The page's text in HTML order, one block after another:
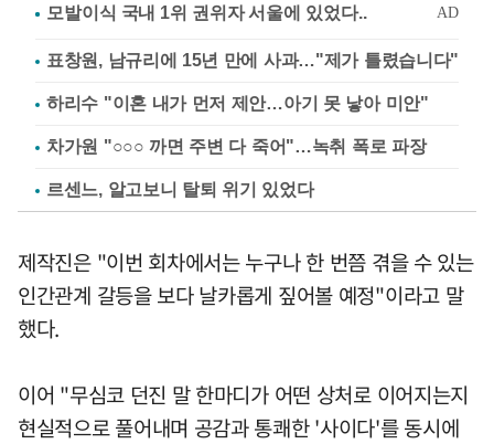
표창원, 남규리에 15년 만에 사과…"제가 틀렸습니다"
하리수 "이혼 내가 먼저 제안…아기 못 낳아 미안"
차가원 "○○○ 까면 주변 다 죽어"…녹취 폭로 파장
르센느, 알고보니 탈퇴 위기 있었다
제작진은 "이번 회차에서는 누구나 한 번쯤 겪을 수 있는
인간관계 갈등을 보다 날카롭게 짚어볼 예정"이라고 말
했다.
이어 "무심코 던진 말 한마디가 어떤 상처로 이어지는지
현실적으로 풀어내며 공감과 통쾌한 '사이다'를 동시에